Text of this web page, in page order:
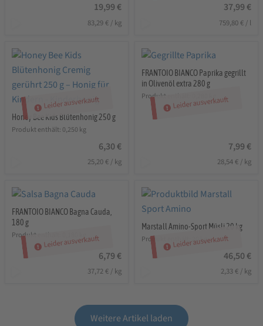
19,99 €
83,29 € / kg
37,99 €
759,80 €/ l
Leider ausverkauft
Honey Bee Kids Blütenhonig 250 g
Produkt enthält: 0,250 kg
6,30€
25,20 € / kg
Leider ausverkauft
FRANTOIO BIANCO Paprika gegrillt
in Olivenöl extra 280 g
Produkt enthält: 0,280 kg
7,99 €
28,54 €/ kg
Leider ausverkauft
FRANTOIO BIANCO Bagna Cauda,
180 g
Produkt enthält: 0,180 kg
6,79 €
37,72 € / kg
Leider ausverkauft
Marstall Amino-Sport Müsli 20 kg
Produkt enthält: 20kg
46,50€
2,33 €/ kg
Weitere Artikel laden